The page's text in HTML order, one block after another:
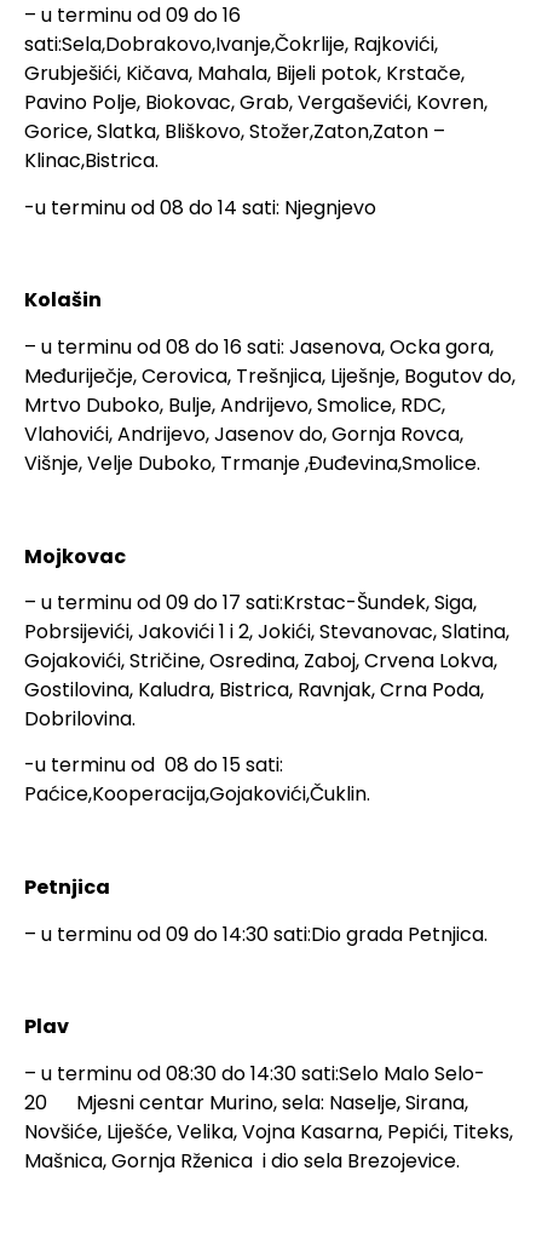
– u terminu od 09 do 16
sati:Sela,Dobrakovo,Ivanje,Čokrlije, Rajkovići,
Grubješići, Kičava, Mahala, Bijeli potok, Krstače,
Pavino Polje, Biokovac, Grab, Vergaševići, Kovren,
Gorice, Slatka, Bliškovo, Stožer,Zaton,Zaton –
Klinac,Bistrica.
-u terminu od 08 do 14 sati: Njegnjevo
Kolašin
– u terminu od 08 do 16 sati: Jasenova, Ocka gora,
Međuriječje, Cerovica, Trešnjica, Liješnje, Bogutov do,
Mrtvo Duboko, Bulje, Andrijevo, Smolice, RDC,
Vlahovići, Andrijevo, Jasenov do, Gornja Rovca,
Višnje, Velje Duboko, Trmanje ,Đuđevina,Smolice.
Mojkovac
– u terminu od 09 do 17 sati:Krstac-Šundek, Siga,
Pobrsijevići, Jakovići 1 i 2, Jokići, Stevanovac, Slatina,
Gojakovići, Stričine, Osredina, Zaboj, Crvena Lokva,
Gostilovina, Kaludra, Bistrica, Ravnjak, Crna Poda,
Dobrilovina.
-u terminu od 08 do 15 sati:
Paćice,Kooperacija,Gojakovići,Čuklin.
Petnjica
– u terminu od 09 do 14:30 sati:Dio grada Petnjica.
Plav
– u terminu od 08:30 do 14:30 sati:Selo Malo Selo-
20 Mjesni centar Murino, sela: Naselje, Sirana,
Novšiće, Liješće, Velika, Vojna Kasarna, Pepići, Titeks,
Mašnica, Gornja Rženica i dio sela Brezojevice.